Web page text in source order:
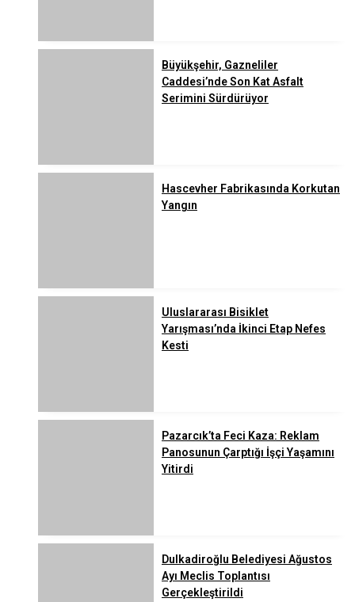
Büyükşehir, Gazneliler
Caddesi’nde Son Kat Asfalt
Serimini Sürdürüyor
Hascevher Fabrikasında Korkutan
Yangın
Uluslararası Bisiklet
Yarışması’nda İkinci Etap Nefes
Kesti
Pazarcık’ta Feci Kaza: Reklam
Panosunun Çarptığı İşçi Yaşamını
Yitirdi
Dulkadiroğlu Belediyesi Ağustos
Ayı Meclis Toplantısı
Gerçekleştirildi